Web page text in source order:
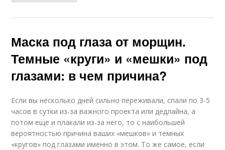
Маска под глаза от морщин.
Темные «круги» и «мешки» под
глазами: в чем причина?
Если вы несколько дней сильно переживали, спали по 3-5
часов в сутки из-за важного проекта или дедлайна, а
потом еще и плакали из-за него, то с наибольшей
вероятностью причина ваших «мешков» и темных
«кругов» под глазами именно в этом. То же самое, если